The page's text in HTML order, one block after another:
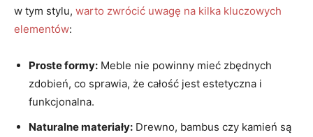
w tym stylu, warto zwrócić uwagę na kilka kluczowych
elementów:
Proste formy: Meble nie powinny mieć zbędnych
zdobień, co sprawia, że całość jest estetyczna i
funkcjonalna.
Naturalne materiały: Drewno, bambus czy kamień są